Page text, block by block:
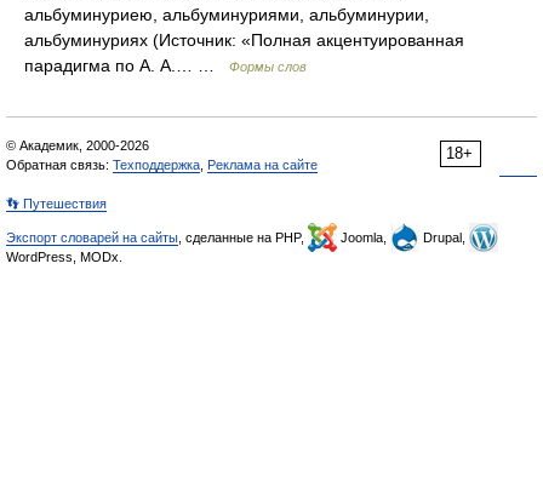
альбуминуриею, альбуминуриями, альбуминурии,
альбуминуриях (Источник: «Полная акцентуированная
парадигма по А. А.… …
Формы слов
18+
© Академик, 2000-2026
Обратная связь: Техподдержка Реклама на сайте
👣 Путешествия
Экспорт словарей на сайты , сделанные на PHP, Joomla,
Drupal,
WordPress, MODx.